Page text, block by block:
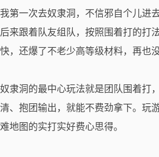
我第一次去奴隶洞，不信邪自个儿进
后来跟着队友组队，按照围着打的打
快，还爆了不老少高等级材料，再也
奴隶洞的最中心玩法就是团队围着打
清、抱团输出，就能不费劲拿下。玩
难地图的实打实好费心思得。